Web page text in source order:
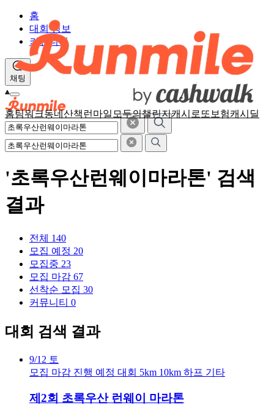
홈팀워크동네산책 런마일 모두의챌린지캐시로또 보험캐시딜
홈
대회 정보
커뮤니티
채팅
'초록우산런웨이마라톤' 검색
결과
전체 140
모집 예정 20
모집중 23
모집 마감 67
선착순 모집 30
커뮤니티 0
대회 검색 결과
9/12 토
모집 마감 진행 예정 대회 5km 10km 하프 기타
제2회 초록우산 런웨이 마라톤